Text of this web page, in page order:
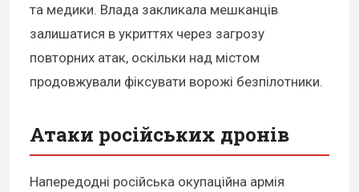
та медики. Влада закликала мешканців
залишатися в укриттях через загрозу
повторних атак, оскільки над містом
продовжували фіксувати ворожі безпілотники.
Атаки російських дронів
Напередодні російська окупаційна армія